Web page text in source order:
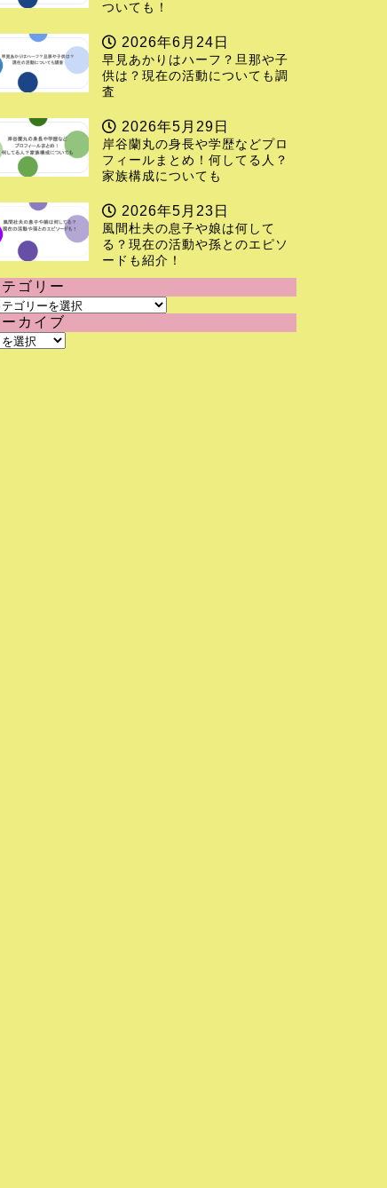
ついても！
2026年6月24日
早見あかりはハーフ？旦那や子
供は？現在の活動についても調
査
2026年5月29日
岸谷蘭丸の身長や学歴などプロ
フィールまとめ！何してる人？
家族構成についても
2026年5月23日
風間杜夫の息子や娘は何して
る？現在の活動や孫とのエピソ
ードも紹介！
テゴリー
カイブ